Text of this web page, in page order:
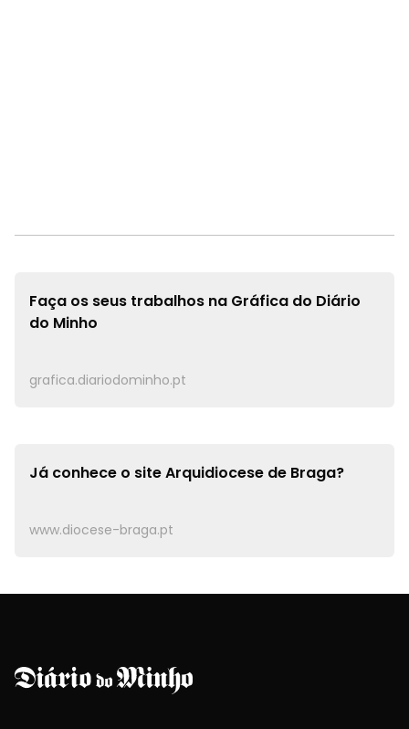
Faça os seus trabalhos na Gráfica do Diário
do Minho
grafica.diariodominho.pt
Já conhece o siteArquidiocese de Braga?
www.diocese-braga.pt